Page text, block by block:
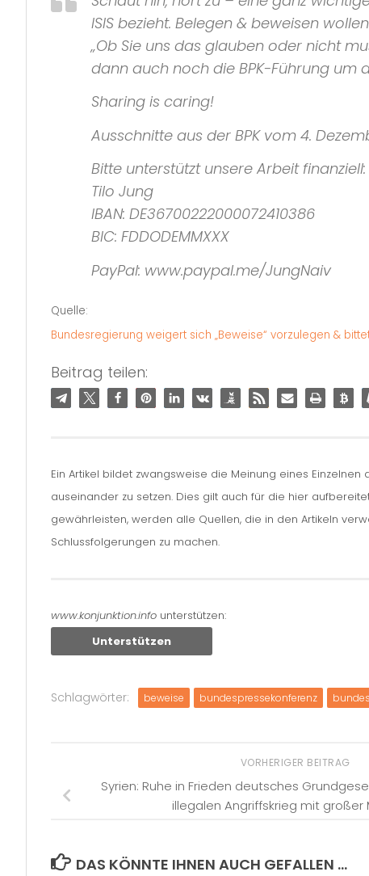
ISIS bezieht. Belegen & beweisen
„Ob Sie uns das glauben oder nicht
dann auch noch die BPK-Führung um
Sharing is caring!
Ausschnitte aus der BPK vom 4.
Bitte unterstützt unsere Arbeit finanziell:
Tilo Jung
IBAN: DE36700222000072410386
BIC: FDDODEMMXXX
PayPal: www.paypal.me/JungNaiv
Quelle:
Bundesregierung weigert sich „Beweise“ vorzulegen &
Beitrag teilen:
Ein Artikel bildet zwangsweise die Meinung eines
auseinander zu setzen. Dies gilt auch für die hier
gewährleisten, werden alle Quellen, die in den Artikeln
Schlussfolgerungen zu machen.
www.konjunktion.info unterstützen:
Unterstützen
Schlagwörter: beweise bundespressekonferenz
VORHERIGER BEITRAG
Syrien: Ruhe in Frieden deutsches
illegalen Angriffskrieg mit großer
DAS KÖNNTE IHNEN AUCH GEFALLEN …